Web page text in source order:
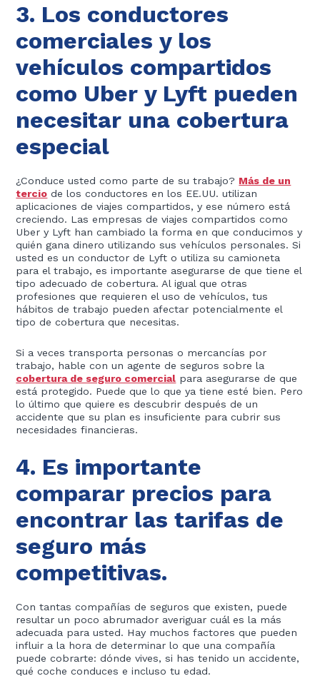
3. Los conductores
comerciales y los
vehículos compartidos
como Uber y Lyft pueden
necesitar una cobertura
especial
¿Conduce usted como parte de su trabajo? Más de un
tercio de los conductores en los EE.UU. utilizan
aplicaciones de viajes compartidos, y ese número está
creciendo. Las empresas de viajes compartidos como
Uber y Lyft han cambiado la forma en que conducimos y
quién gana dinero utilizando sus vehículos personales. Si
usted es un conductor de Lyft o utiliza su camioneta
para el trabajo, es importante asegurarse de que tiene el
tipo adecuado de cobertura. Al igual que otras
profesiones que requieren el uso de vehículos, tus
hábitos de trabajo pueden afectar potencialmente el
tipo de cobertura que necesitas.
Si a veces transporta personas o mercancías por
trabajo, hable con un agente de seguros sobre la
cobertura de seguro comercial para asegurarse de que
está protegido. Puede que lo que ya tiene esté bien. Pero
lo último que quiere es descubrir después de un
accidente que su plan es insuficiente para cubrir sus
necesidades financieras.
4. Es importante
comparar precios para
encontrar las tarifas de
seguro más
competitivas.
Con tantas compañías de seguros que existen, puede
resultar un poco abrumador averiguar cuál es la más
adecuada para usted. Hay muchos factores que pueden
influir a la hora de determinar lo que una compañía
puede cobrarte: dónde vives, si has tenido un accidente,
qué coche conduces e incluso tu edad.